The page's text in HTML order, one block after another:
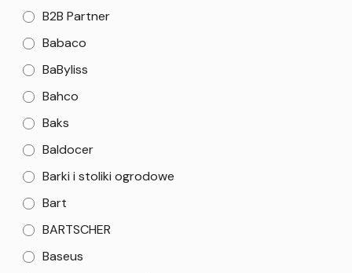
B2B Partner
Babaco
BaByliss
Bahco
Baks
Baldocer
Barki i stoliki ogrodowe
Bart
BARTSCHER
Baseus